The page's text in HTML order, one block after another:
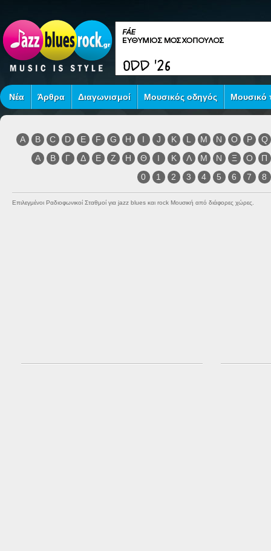
Νέα Άρθρα Διαγωνισμοί Μουσικός οδηγός Μουσικό
A B C D E F G H I J K L M N O P
Q
Α
Β Γ Δ Ε Ζ Η Θ Ι Κ Λ Μ Ν Ξ Ο
Π
0
1 2 3 4 5 6 7 8
Επιλεγμένοι Ραδιοφωνικοί Σταθμοί για jazz blues και rock Μουσική από διάφορες χώρες.